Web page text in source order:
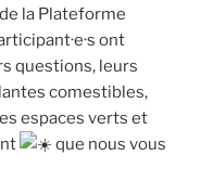
la Plateforme
ont
questions, leurs
comestibles,
espaces verts et
que nous vous